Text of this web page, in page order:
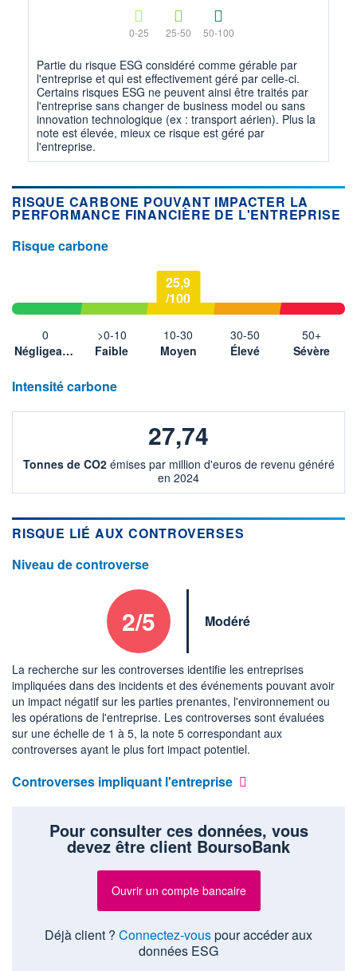
50-100
25-50
0-25
Partie du risque ESG considéré comme gérable par
l'entreprise et qui est effectivement géré par celle-ci.
Certains risques ESG ne peuvent ainsi être traités par
l'entreprise sans changer de business model ou sans
innovation technologique (ex : transport aérien). Plus la
note est élevée, mieux ce risque est géré par
l'entreprise.
RISQUE CARBONE POUVANT IMPACTER LA
PERFORMANCE FINANCIÈRE DE L'ENTREPRISE
Risque carbone
0
Négligeable
>0-10
Faible
25,9
/100
10-30
Moyen
30-50
Élevé
50+
Sévère
Intensité carbone
27,74
Tonnes de CO2émises par million d'euros de revenu généré
en 2024
RISQUE LIÉ AUX CONTROVERSES
Niveau de controverse
2/5 Modéré
La recherche sur les controverses identifie les entreprises
impliquées dans des incidents et des événements pouvant avoir
un impact négatif sur les parties prenantes, l'environnement ou
les opérations de l'entreprise. Les controverses sont évaluées
sur une échelle de 1 à 5, la note 5 correspondant aux
controverses ayant le plus fort impact potentiel.
Controverses impliquant l'entreprise
Pour consulter ces données, vous
devez être client BoursoBank
Ouvrir un compte bancaire
Déjà client ? Connectez-vouspour accéder aux
données ESG